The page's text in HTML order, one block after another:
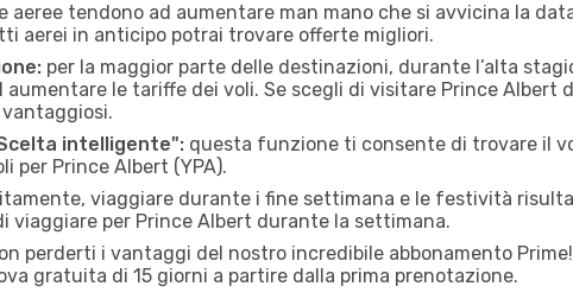
aeree tendono ad aumentare man mano che si avvicina la
aerei in anticipo potrai trovare offerte migliori.
per la maggior parte delle destinazioni, durante l’alta
aumentare le tariffe dei voli. Se scegli di visitare Prince Albert
intelligente": questa funzione ti consente di trovare il
per Prince Albert (YPA).
viaggiare durante i fine settimana e le festività
viaggiare per Prince Albert durante la settimana.
perderti i vantaggi del nostro incredibile abbonamento
gratuita di 15 giorni a partire dalla prima prenotazione.